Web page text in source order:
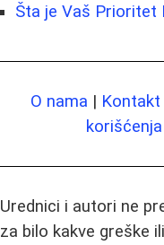
Šta je Vaš Prioritet
O nama | Kontakt
korišćenja
Urednici i autori ne
za bilo kakve greške